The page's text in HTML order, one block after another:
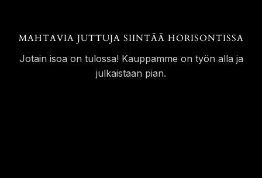
MAHTAVIA JUTTUJA SIINTÄÄ HORISONTISSA
Jotain isoa on tulossa! Kauppamme on työn alla ja
julkaistaan pian.